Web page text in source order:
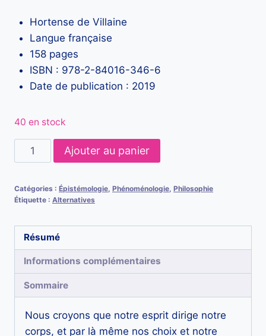
Hortense de Villaine
Langue française
158 pages
ISBN : 978-2-84016-346-6
Date de publication : 2019
40 en stock
quantité
de
querelle
l’épiphénoménisme,
une
présentation
du
débat
Thomas
Ajouter au panier
Catégories : Épistémologie Phénoménologie Philosophie
Étiquette : Alternatives
Résumé
Informations complémentaires
Sommaire
Nous croyons que notre esprit dirige notre
corps, et par là même nos choix et notre